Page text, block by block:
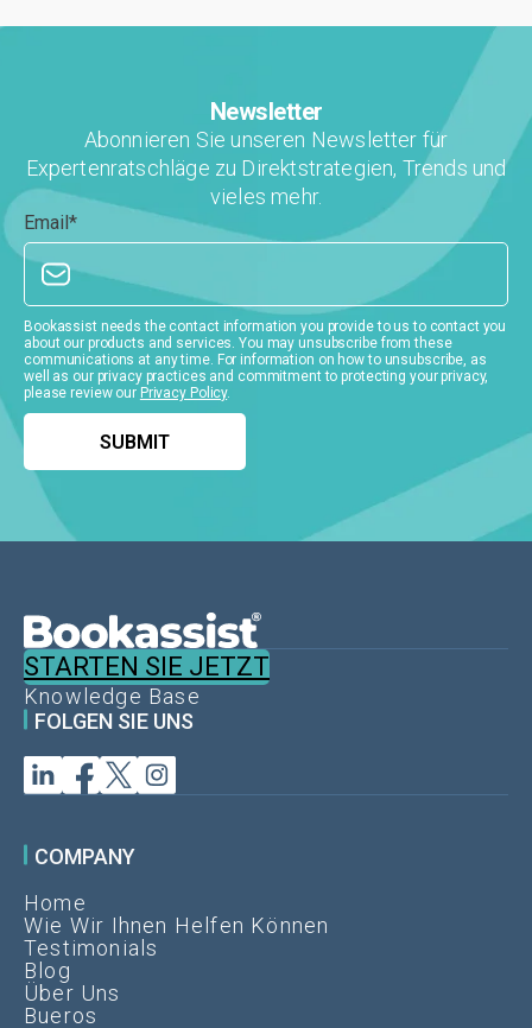
Newsletter
Abonnieren Sie unseren Newsletter für
Expertenratschläge zu Direktstrategien, Trends und
vieles mehr.
Email*
Bookassist needs the contact information you provide to us to contact you
about our products and services. You may unsubscribe from these
communications at any time. For information on how to unsubscribe, as
well as our privacy practices and commitment to protecting your privacy,
please review our Privacy Policy.
COMPANY
Home
Wie Wir Ihnen Helfen Können
Testimonials
Blog
Über Uns
Bueros
STARTEN SIE JETZT
Knowledge Base
FOLGEN SIE UNS